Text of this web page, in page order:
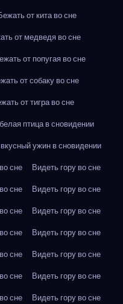
от кита во сне
от медведя во сне
от попугая во сне
от собаку во сне
от тигра во сне
птица в сновидении
ужин в сновидении
сне
Видеть гору во сне
сне
Видеть гору во сне
сне
Видеть гору во сне
сне
Видеть гору во сне
сне
Видеть гору во сне
сне
Видеть гору во сне
сне
Видеть гору во сне